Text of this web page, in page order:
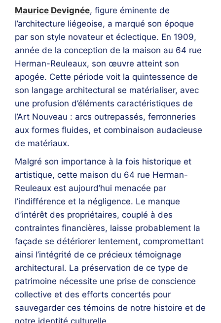
Maurice Devignée, figure éminente de
l’architecture liégeoise, a marqué son époque
par son style novateur et éclectique. En 1909,
année de la conception de la maison au 64 rue
Herman-Reuleaux, son œuvre atteint son
apogée. Cette période voit la quintessence de
son langage architectural se matérialiser, avec
une profusion d’éléments caractéristiques de
l’Art Nouveau : arcs outrepassés, ferronneries
aux formes fluides, et combinaison audacieuse
de matériaux.
Malgré son importance à la fois historique et
artistique, cette maison du 64 rue Herman-
Reuleaux est aujourd’hui menacée par
l’indifférence et la négligence. Le manque
d’intérêt des propriétaires, couplé à des
contraintes financières, laisse probablement la
façade se détériorer lentement, compromettant
ainsi l’intégrité de ce précieux témoignage
architectural. La préservation de ce type de
patrimoine nécessite une prise de conscience
collective et des efforts concertés pour
sauvegarder ces témoins de notre histoire et de
notre identité culturelle.